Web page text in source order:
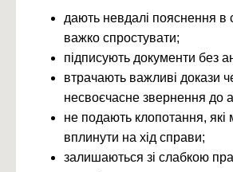
дають невдалі пояснення в
важко спростувати;
підписують документи без
втрачають важливі докази
несвоєчасне звернення до
не подають клопотання, які
вплинути на хід справи;
залишаються зі слабкою